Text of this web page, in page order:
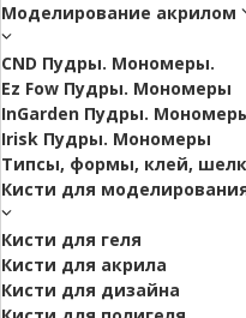
Моделирование акрилом
CND Пудры. Мономеры.
Ez Fow Пудры. Мономеры
InGarden Пудры.
Irisk Пудры. Мономеры
Типсы, формы, клей, шелк
Кисти для
Кисти для геля
Кисти для акрила
Кисти для дизайна